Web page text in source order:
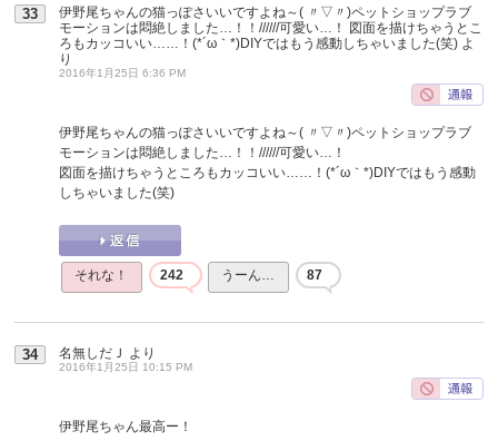
33
伊野尾ちゃんの猫っぽさいいですよね～( 〃▽〃)ペットショップラブ
モーションは悶絶しました…！！//////可愛い…！ 図面を描けちゃうとこ
ろもカッコいい……！(*´ω｀*)DIYではもう感動しちゃいました(笑) よ
り
2016年1月25日 6:36 PM
伊野尾ちゃんの猫っぽさいいですよね～( 〃▽〃)ペットショップラブ
モーションは悶絶しました…！！//////可愛い…！
図面を描けちゃうところもカッコいい……！(*´ω｀*)DIYではもう感動
しちゃいました(笑)
それな！ 242 うーん… 87
34 名無しだＪ より
2016年1月25日 10:15 PM
伊野尾ちゃん最高ー！